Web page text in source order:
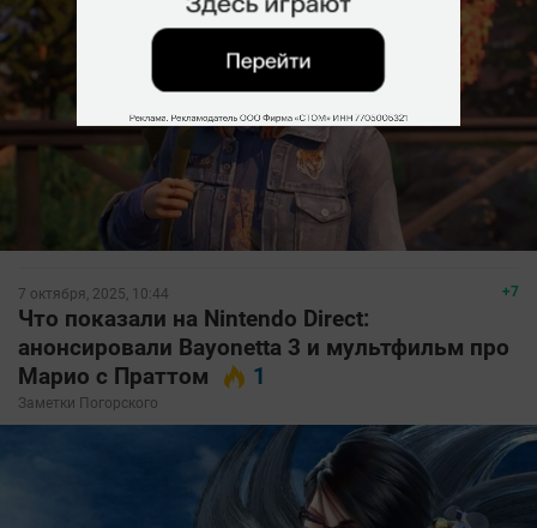
+7
7 октября, 2025, 10:44
Что показали на Nintendo Direct:
анонсировали Bayonetta 3 и мультфильм про
Марио с Праттом
1
Заметки Погорского